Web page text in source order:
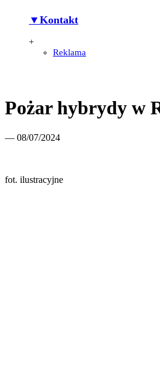
▼Kontakt
+
Reklama
Pożar hybrydy w
— 08/07/2024
fot. ilustracyjne